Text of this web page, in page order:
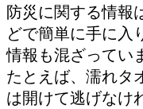
防災に関する情報
どで簡単に手に入
情報も混ざってい
たとえば、濡れタ
は開けて逃げなけ